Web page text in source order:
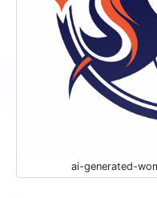
ai-generated-